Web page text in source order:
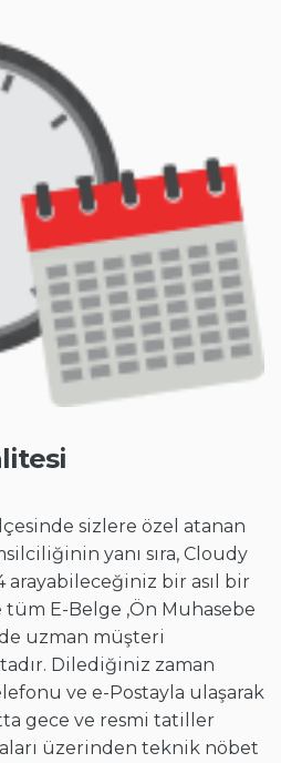
sizlere özel atanan
yanı sıra, Cloudy
arayabileceğiniz bir asıl bir
E-Belge ,Ön Muhasebe
uzman müşteri
Dilediğiniz zaman
ve e-Postayla ulaşarak
gece ve resmi tatiller
üzerinden teknik nöbet